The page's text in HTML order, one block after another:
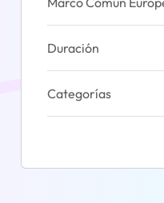
Duración
Categorías